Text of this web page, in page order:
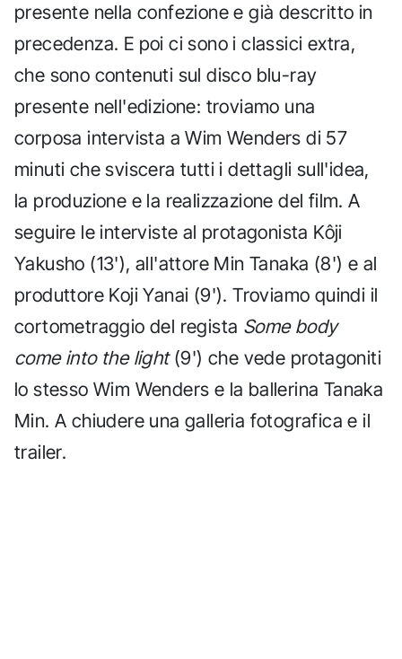
presente nella confezione e già descritto in
precedenza. E poi ci sono i classici extra,
che sono contenuti sul disco blu-ray
presente nell'edizione: troviamo una
corposa intervista a Wim Wenders di 57
minuti che sviscera tutti i dettagli sull'idea,
la produzione e la realizzazione del film. A
seguire le interviste al protagonista Kôji
Yakusho (13'), all'attore Min Tanaka (8') e al
produttore Koji Yanai (9'). Troviamo quindi il
cortometraggio del regista Some body
come into the light(9') che vede protagoniti
lo stesso Wim Wenders e la ballerina Tanaka
Min. A chiudere una galleria fotografica e il
trailer.